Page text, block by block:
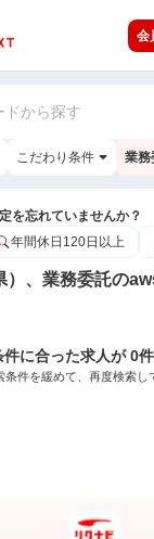
会
ドから探す
こだわり条件 業務
を忘れていませんか？
年間休日120日以上
）、業務委託の
件に合った求人が 0
条件を緩めて、再度検索し